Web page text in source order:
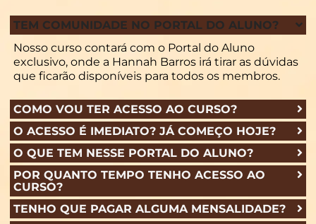
TEM COMUNIDADE NO PORTAL DO ALUNO?
Nosso curso contará com o Portal do Aluno
exclusivo, onde a Hannah Barros irá tirar as dúvidas
que ficarão disponíveis para todos os membros.
COMO VOU TER ACESSO AO CURSO?
O ACESSO É IMEDIATO? JÁ COMEÇO HOJE?
O QUE TEM NESSE PORTAL DO ALUNO?
POR QUANTO TEMPO TENHO ACESSO AO
CURSO?
TENHO QUE PAGAR ALGUMA MENSALIDADE?